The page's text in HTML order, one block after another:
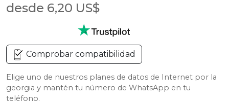
desde 6,20 US$
Comprobar compatibilidad
Elige uno de nuestros planes de datos de Internet por la
georgia y mantén tu número de WhatsApp en tu
teléfono.